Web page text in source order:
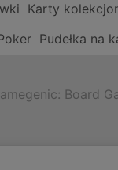
Karty
Pudełka na
Board